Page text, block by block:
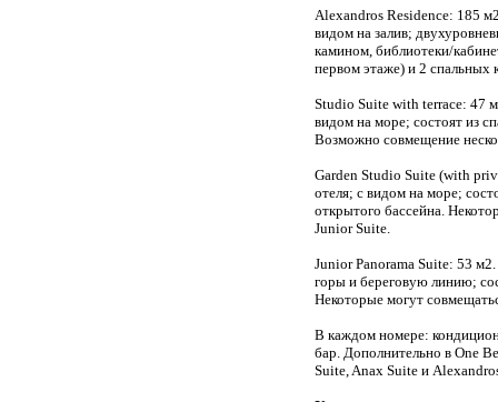
Alexandros Residence: 185
видом на залив;
камином, библиотеки/
первом этаже) и 2 спальных
Studio Suite with terrace: 47
видом на море; состоят из
Возможно совмещение
Garden Studio Suite (with
отеля; с видом на море;
открытого бассейна.
Junior Suite.
Junior Panorama Suite: 53
горы и береговую линию;
Некоторые могут
В каждом номере:
бар. Дополнительно в One
Suite, Anax Suite и